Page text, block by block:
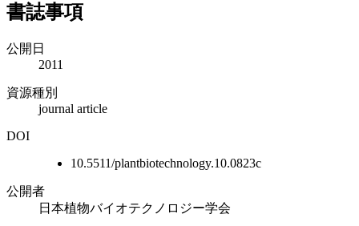
書誌事項
公開日
2011
資源種別
journal article
DOI
10.5511/plantbiotechnology.10.0823c
公開者
日本植物バイオテクノロジー学会